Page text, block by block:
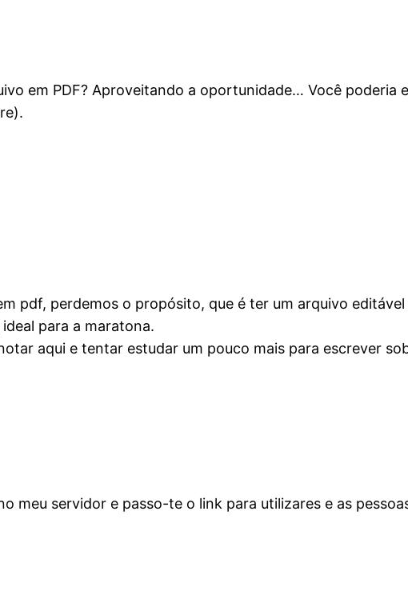
em PDF? Aproveitando a oportunidade… Você
pdf, perdemos o propósito, que é ter um arquivo
para a maratona.
aqui e tentar estudar um pouco mais para escrever
meu servidor e passo-te o link para utilizares e as